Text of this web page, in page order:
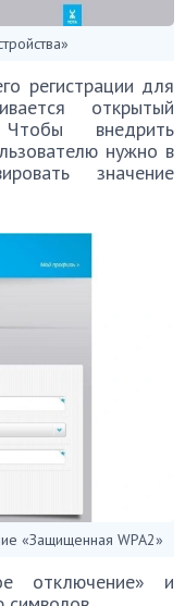
регистрации для
открытый
внедрить
нужно в
значение
«Защищенная WPA2»
отключение» и